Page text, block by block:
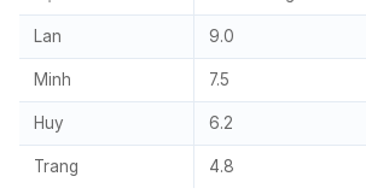
Lan 9.0
Minh 7.5
Huy 6.2
Trang 4.8